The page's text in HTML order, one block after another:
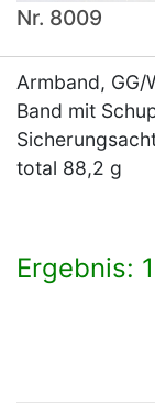
Nr. 8009
Armband,
Band mit
total 88,2 g
Ergebnis: